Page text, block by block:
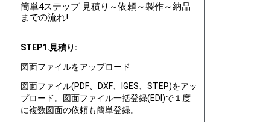
簡単4ステップ 見積り～依頼～製作～納品
までの流れ!
STEP1.見積り:
図面ファイルをアップロード
図面ファイル(PDF、DXF、IGES、STEP)をアッ
プロード。図面ファイル一括登録(EDI)で１度
に複数図面の依頼も簡単登録。